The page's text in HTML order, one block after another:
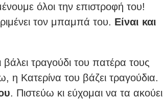
όλοι την επιστροφή του!
τον μπαμπά του. Είναι και
τραγούδι του πατέρα τους
Κατερίνα του βάζει τραγούδια.
. Πιστεύω κι εύχομαι να τα ακούει